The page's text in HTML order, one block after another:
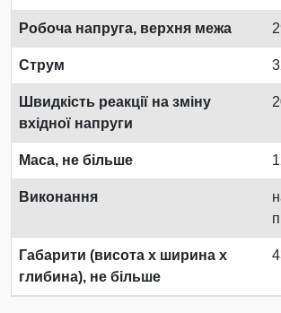
Робоча напруга, верхня межа
Струм
Швидкість реакції на зміну
вхідної напруги
Маса, не більше
Виконання
Габарити (висота х ширина х
глибина), не більше